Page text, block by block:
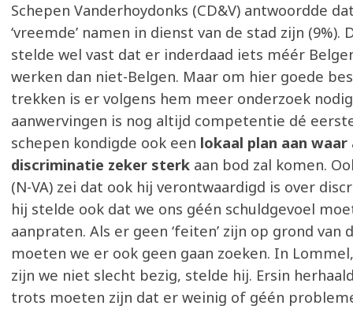
Schepen Vanderhoydonks (CD&V) antwoordde
‘vreemde’ namen in dienst van de stad zijn (9%).
stelde wel vast dat er inderdaad iets méér
werken dan niet-Belgen. Maar om hier goede
trekken is er volgens hem meer onderzoek
aanwervingen is nog altijd competentie dé
schepen kondigde ook een lokaal plan aan
discriminatie zeker sterk aan bod zal komen.
(N-VA) zei dat ook hij verontwaardigd is over
hij stelde ook dat we ons géén schuldgevoel
aanpraten. Als er geen ‘feiten’ zijn op grond van
moeten we er ook geen gaan zoeken. In
zijn we niet slecht bezig, stelde hij. Ersin
trots moeten zijn dat er weinig of géén